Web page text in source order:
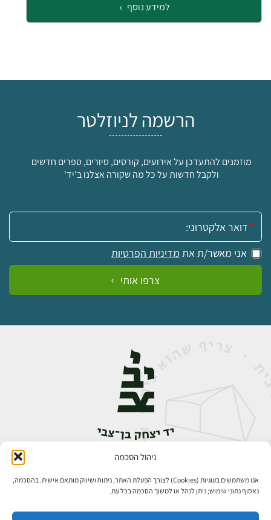
ניהול הסכמה
אנו משתמשים בעוגיות (Cookies) לצורך הפעלת האתר, ניתוח ושיווק מותאם אישית. בהסכמה,
נאסוף נתוני שימוש; ניתן לנהל או למשוך הסכמה בכל עת.
למידע נוסף
הרשמה לניוזלטר
מוזמנים להתעדכן על אירועים, קורסים, סיורים, ספרים חדשים
ולקבל חדשות על כל מה שקורה אצלנו ב'יד'
אימייל:
אני מאשר/ת את מדיניות הפרטיות
צרפו אותי
אבן גבירול 14, רחביה, ירושלים